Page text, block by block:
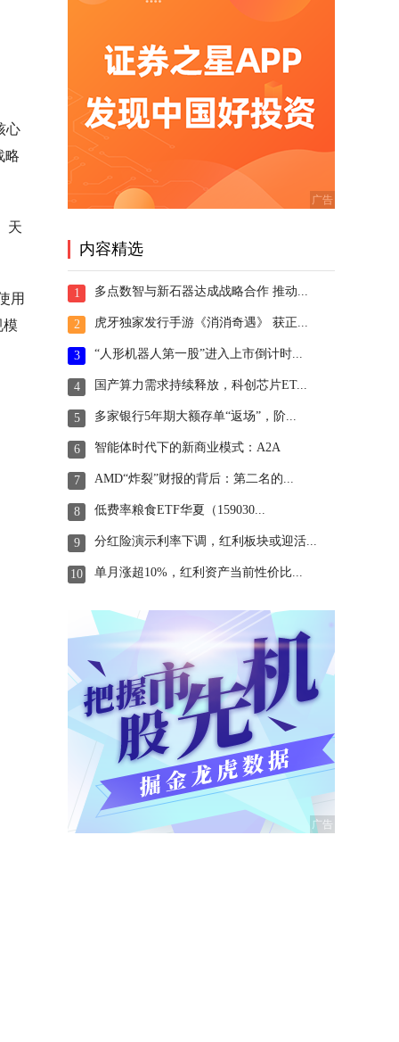
心
略
天
用
模
内容精选
1 多点数智与新石器达成战略合作 推动...
2 虎牙独家发行手游《消消奇遇》 获正...
3 “人形机器人第一股”进入上市倒计时...
4 国产算力需求持续释放，科创芯片ET...
5 多家银行5年期大额存单“返场”，阶...
6 智能体时代下的新商业模式：A2A
7 AMD“炸裂”财报的背后：第二名的...
8 低费率粮食ETF华夏（159030...
9 分红险演示利率下调，红利板块或迎活...
10 单月涨超10%，红利资产当前性价比...